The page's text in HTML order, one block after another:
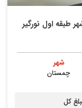
مرکز شهر طبقه اول نورگیر
شهر
چمستان
کل